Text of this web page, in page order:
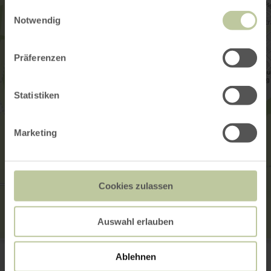
Notwendig
Präferenzen
Statistiken
Marketing
Cookies zulassen
Auswahl erlauben
Ablehnen
Camp Kyllburg
Karl-Kaufmann-Weg 5